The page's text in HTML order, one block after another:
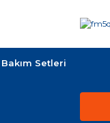
Bakım Setleri